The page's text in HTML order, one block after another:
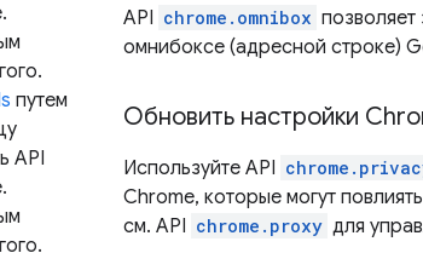
путем
API
API chrome.omnibox позволяет
омнибоксе (адресной строке)
Обновить настройки
Используйте API
Chrome, которые могут
см. API chrome.proxy для